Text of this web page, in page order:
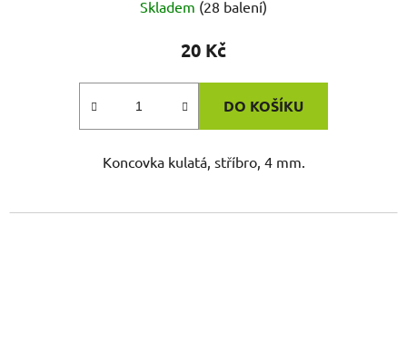
Skladem (28 balení)
20 Kč
DO KOŠÍKU
Koncovka kulatá, stříbro, 4 mm.